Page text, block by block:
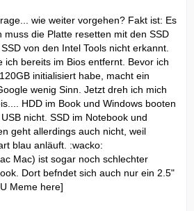
wie weiter vorgehen? Fakt ist: Es
muss die Platte resetten mit den SSD
von den Intel Tools nicht erkannt.
ich bereits im Bios entfernt. Bevor ich
initialisiert habe, macht ein
wenig Sinn. Jetzt dreh ich mich
HDD im Book und Windows booten
nicht. SSD im Notebook und
geht allerdings auch nicht, weil
blau anläuft. :wacko:
Mac) ist sogar noch schlechter
Dort befndet sich auch nur ein 2.5"
Meme here]